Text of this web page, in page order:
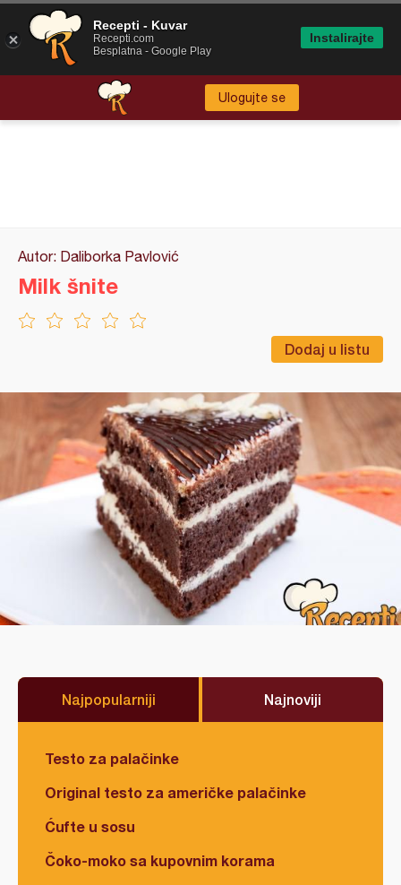
Ulogujte se
Autor: Daliborka Pavlović
Dodaj u listu
Milk šnite
Najpopularniji Najnoviji
Testo za palačinke
Original testo za američke palačinke
Ćufte u sosu
Čoko-moko sa kupovnim korama
Recepti - Kuvar
Recepti.com
Besplatna - Google Play
Instalirajte